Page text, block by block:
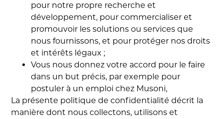
pour notre propre recherche et
développement, pour commercialiser et
promouvoir les solutions ou services que
nous fournissons, et pour protéger nos droits
et intérêts légaux ;
Vous nous donnez votre accord pour le faire
dans un but précis, par exemple pour
postuler à un emploi chez Musoni,
La présente politique de confidentialité décrit la
manière dont nous collectons, utilisons et